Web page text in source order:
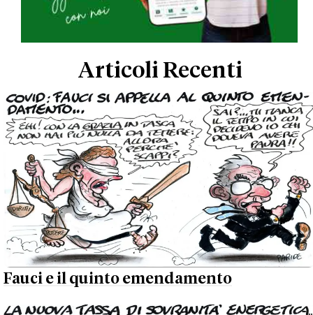
Articoli Recenti
Fauci e il quinto emendamento